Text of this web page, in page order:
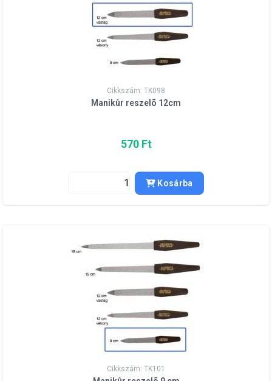
Cikkszám: TK098
Manikûr reszelõ 12cm
570 Ft
Kosárba
Cikkszám: TK101